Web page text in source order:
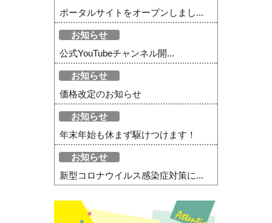
ポータルサイトをオープンしまし...
お知らせ
公式YouTubeチャンネル開...
お知らせ
価格改定のお知らせ
お知らせ
年末年始も休まず駆けつけます！
お知らせ
新型コロナウイルス感染症対策に...